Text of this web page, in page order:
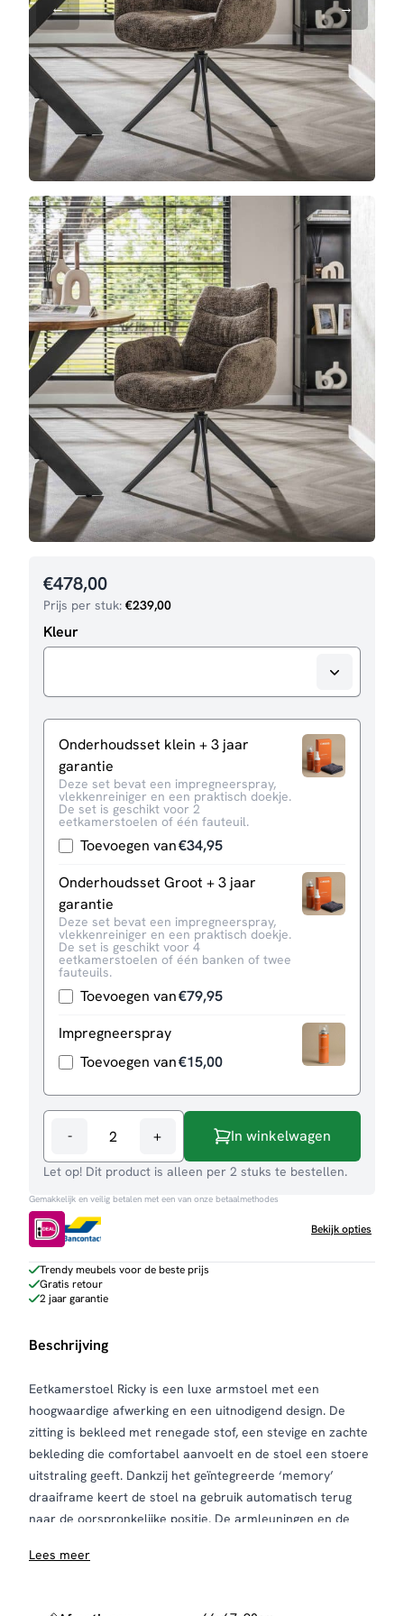
€478,00
Prijs per stuk: €239,00
Kleur
Onderhoudsset klein + 3 jaar
garantie
Deze set bevat een impregneerspray,
vlekkenreiniger en een praktisch doekje.
De set is geschikt voor 2
eetkamerstoelen of één fauteuil.
Toevoegen van€34,95
Onderhoudsset Groot + 3 jaar
garantie
Deze set bevat een impregneerspray,
vlekkenreiniger en een praktisch doekje.
De set is geschikt voor 4
eetkamerstoelen of één banken of twee
fauteuils.
Toevoegen van€79,95
Impregneerspray
Toevoegen van€15,00
-
Eetkamerstoel
Ricky
+ In winkelwagen
Let op! Dit product is alleen per 2 stuks te bestellen.
Gemakkelijk en veilig betalen met een van onze betaalmethodes
Bekijk opties
Trendy meubels voor de beste prijs
Gratis retour
2 jaar garantie
Beschrijving
Eetkamerstoel Ricky is een luxe armstoel met een
hoogwaardige afwerking en een uitnodigend design. De
zitting is bekleed met renegade stof, een stevige en zachte
bekleding die comfortabel aanvoelt en de stoel een stoere
uitstraling geeft. Dankzij het geïntegreerde ‘memory’
draaiframe keert de stoel na gebruik automatisch terug
naar de oorspronkelijke positie. De armleuningen en de
perfect voor lange avonden aan tafel. Ricky is verkrijgbaar
Lees meer